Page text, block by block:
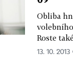
Obliba
Roste
13. 10.